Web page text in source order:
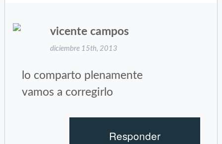
vicente campos
diciembre 15th, 2013
lo comparto plenamente
vamos a corregirlo
Responder